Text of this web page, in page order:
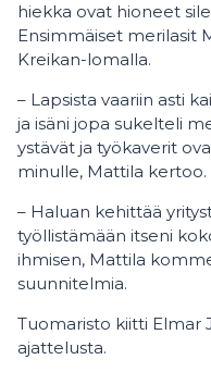
hiekka ovat hioneet
Ensimmäiset merilasit
Kreikan-lomalla.
– Lapsista vaariin asti
ja isäni jopa sukelteli
ystävät ja työkaverit
minulle, Mattila kertoo.
– Haluan kehittää
työllistämään itseni
ihmisen, Mattila
suunnitelmia.
Tuomaristo kiitti Elmar
ajattelusta.